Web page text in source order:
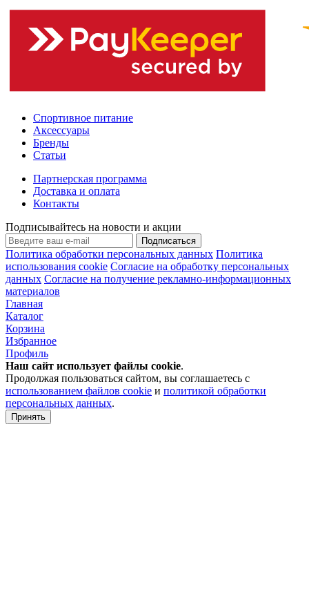
Спортивное питание
Аксессуары
Бренды
Статьи
Партнерская программа
Доставка и оплата
Контакты
Подписывайтесь на новости и акции
Подписаться
Политика обработки персональных данных Политика
использования cookie Согласие на обработку персональных
данных Согласие на получение рекламно-информационных
материалов
Главная
Каталог
Корзина
Избранное
Профиль
Наш сайт использует файлы cookie.
Продолжая пользоваться сайтом, вы соглашаетесь с
использованием файлов cookie и политикой обработки
персональных данных.
Принять